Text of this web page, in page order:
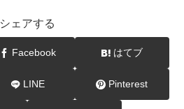
シェアする
Facebook はてブ
LINE Pinterest